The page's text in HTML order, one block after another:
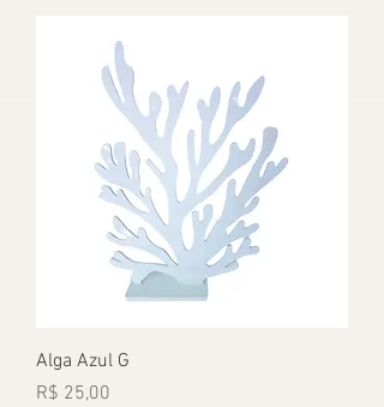
Alga Azul G
Preço
R$ 25,00